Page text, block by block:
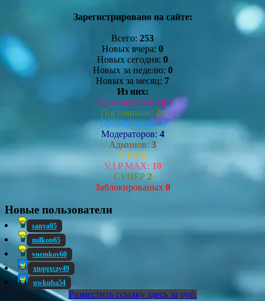
Зарегистрировано на сайте:
Всего: 253
Новых вчера: 0
Новых сегодня: 0
Новых за неделю: 0
Новых за месяц: 7
Из них:
Пользователей 185
Постоянные: 26
Проверенных:9
Модераторов: 4
Админов: 3
V.I.P: 6
V.I.P MAX: 10
СУПЕР 2
Заблокированых 0
Новые пользователи
sanya05
milkon65
vnemkov60
xnqqxczy49
uwkuba54
Разместить ссылку здесь за руб.